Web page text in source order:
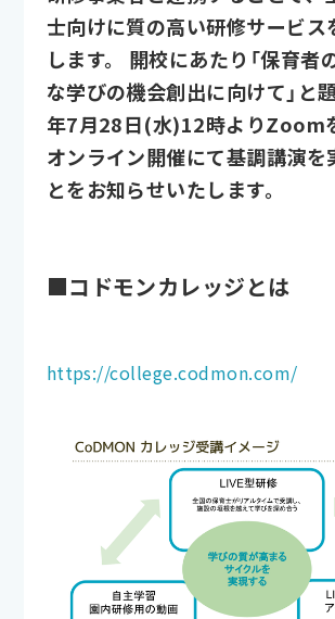
士向けに質の高い研修サービス
します。 開校にあたり「保育者
な学びの機会創出に向けて」と
年7月28日(水)12時よりZoom
オンライン開催にて基調講演を
とをお知らせいたします。
■コドモンカレッジとは
https://college.codmon.com/